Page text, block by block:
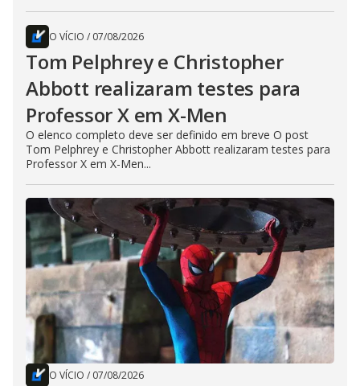
O VÍCIO / 07/08/2026
Tom Pelphrey e Christopher
Abbott realizaram testes para
Professor X em X-Men
O elenco completo deve ser definido em breve O post
Tom Pelphrey e Christopher Abbott realizaram testes para
Professor X em X-Men...
O VÍCIO / 07/08/2026